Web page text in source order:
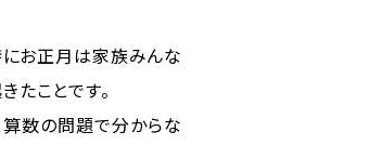
にお正月は家族みんな
たことです。
数の問題で分からな